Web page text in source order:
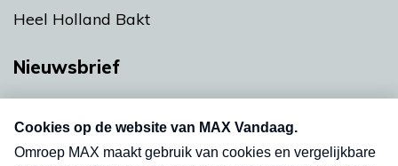
Heel Holland Bakt
Nieuwsbrief
nieuwsbrief. Elke vrijdag- en dinsdagochtend in
uw mailbox.